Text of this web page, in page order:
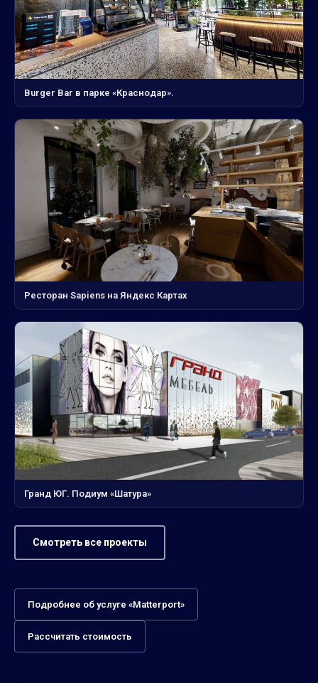
Burger Bar в парке «Краснодар».
Ресторан Sapiens на Яндекс Картах
Гранд ЮГ. Подиум «Шатура»
Смотреть все проекты
Подробнее об услуге «Matterport»
Рассчитать стоимость